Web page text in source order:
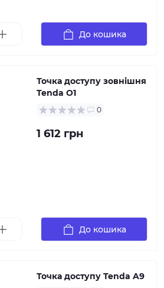
До кошика
Точка доступу зовнішня
Tenda O1
0
1 612 грн
До кошика
Точка доступу Tenda A9